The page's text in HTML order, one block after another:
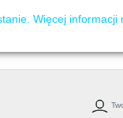
Więcej informacji